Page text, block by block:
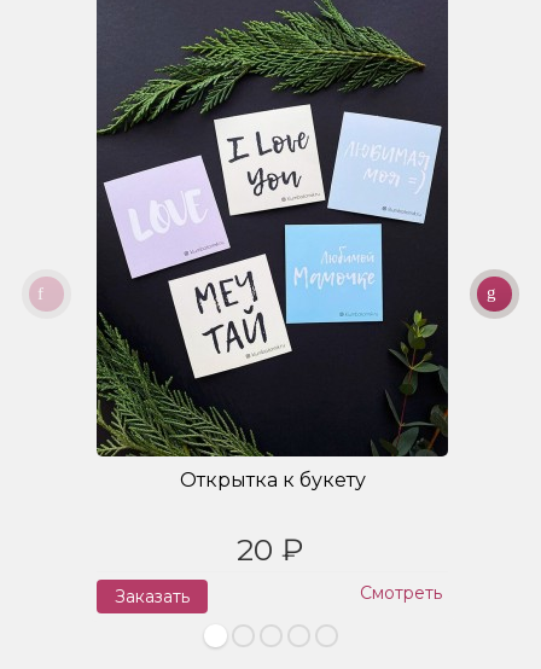
Открытка к букету
20 ₽
Заказать Смотреть